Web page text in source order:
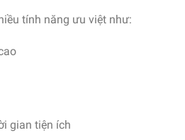
tính năng ưu việt như:
gian tiện ích